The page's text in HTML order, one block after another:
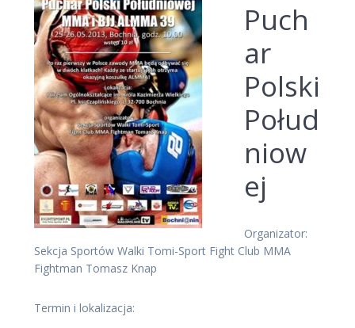
Puch
ar
Polski
Połud
niow
ej
Organizator:
Sekcja Sportów Walki Tomi-Sport Fight Club MMA
Fightman Tomasz Knap
Termin i lokalizacja: